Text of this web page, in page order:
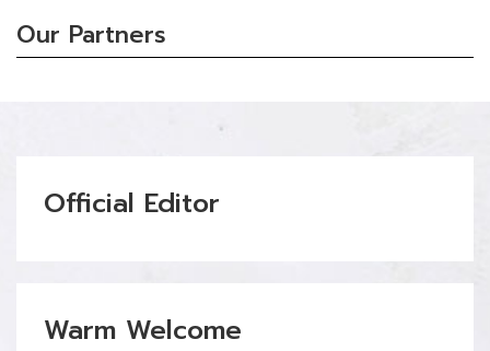
Our Partners
Official Editor
Warm Welcome